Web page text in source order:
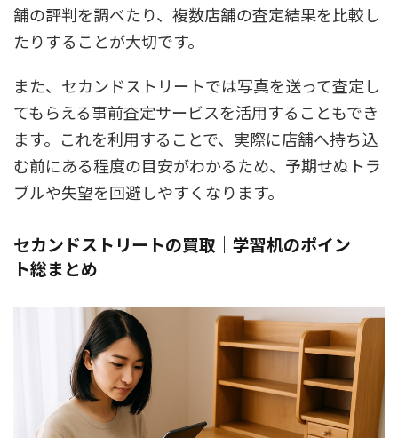
舗の評判を調べたり、複数店舗の査定結果を比較し
たりすることが大切です。
また、セカンドストリートでは写真を送って査定し
てもらえる事前査定サービスを活用することもでき
ます。これを利用することで、実際に店舗へ持ち込
む前にある程度の目安がわかるため、予期せぬトラ
ブルや失望を回避しやすくなります。
セカンドストリートの買取｜学習机のポイン
ト総まとめ